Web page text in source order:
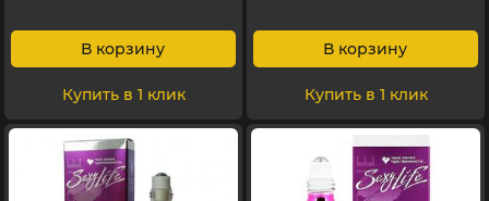
В корзину
Купить в 1 клик
В корзину
Купить в 1 клик